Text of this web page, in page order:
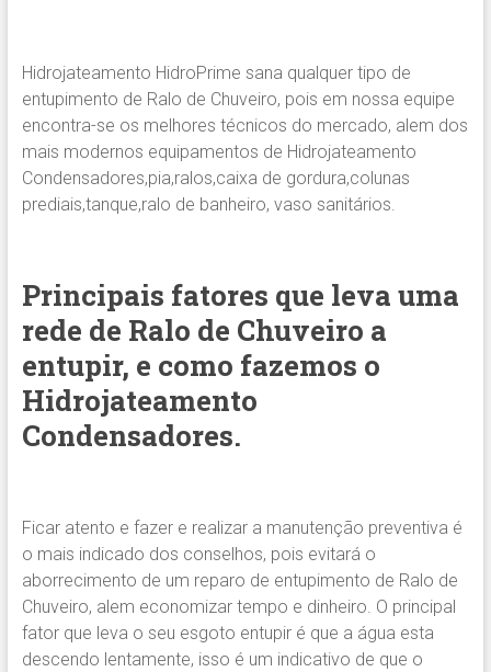
Hidrojateamento HidroPrime sana qualquer tipo de
entupimento de Ralo de Chuveiro, pois em nossa equipe
encontra-se os melhores técnicos do mercado, alem dos
mais modernos equipamentos de Hidrojateamento
Condensadores,pia,ralos,caixa de gordura,colunas
prediais,tanque,ralo de banheiro, vaso sanitários.
Principais fatores que leva uma
rede de Ralo de Chuveiro a
entupir, e como fazemos o
Hidrojateamento
Condensadores.
Ficar atento e fazer e realizar a manutenção preventiva é
o mais indicado dos conselhos, pois evitará o
aborrecimento de um reparo de entupimento de Ralo de
Chuveiro, alem economizar tempo e dinheiro. O principal
fator que leva o seu esgoto entupir é que a água esta
descendo lentamente, isso é um indicativo de que o